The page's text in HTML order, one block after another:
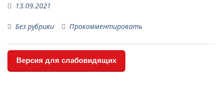
13.09.2021
Без рубрики Прокомментировать
Версия для слабовидящих